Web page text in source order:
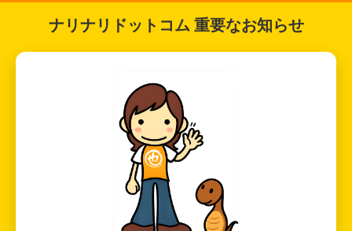
ナリナリドットコム 重要なお知らせ